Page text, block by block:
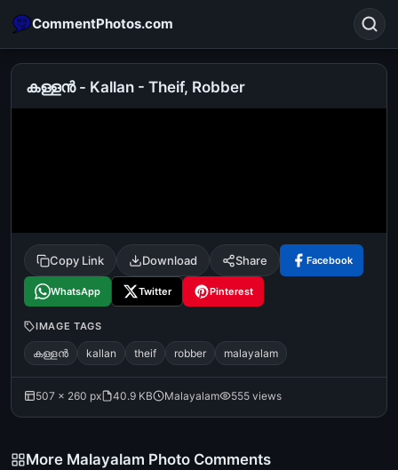
CommentPhotos.com
tamil comedy
happy birthday good night
കള്ളന്‍ - Kallan - Theif, Robber
Copy Link Download Share Facebook
WhatsApp Twitter Pinterest
IMAGE TAGS
കള്ളന്‍ kallan theif robber malayalam
507 × 260 px 40.9 KB Malayalam 555 views
More Malayalam Photo Comments